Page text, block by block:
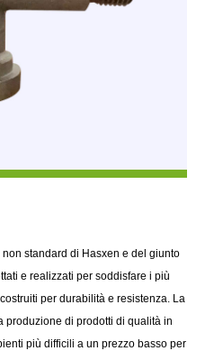
standard di Hasxen e del giunto
e realizzati per soddisfare i più
per durabilità e resistenza. La
produzione di prodotti di qualità in
più difficili a un prezzo basso per